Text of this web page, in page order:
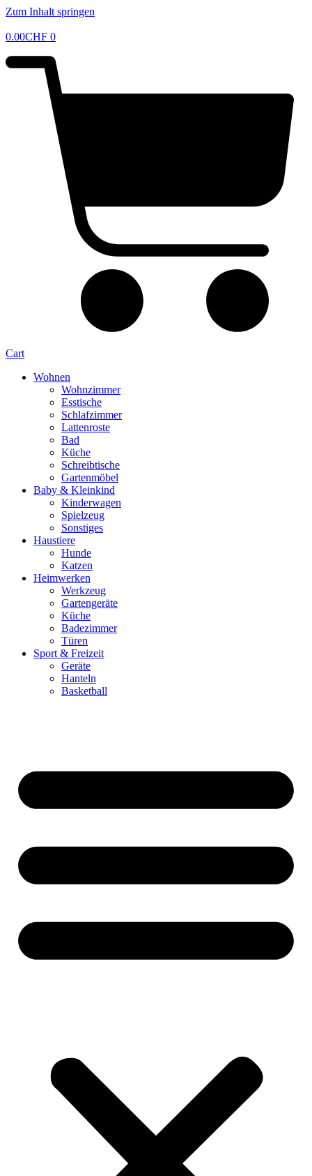
Zum Inhalt springen
0.00CHF 0
Cart
Wohnen
Wohnzimmer
Esstische
Schlafzimmer
Lattenroste
Bad
Küche
Schreibtische
Gartenmöbel
Baby & Kleinkind
Kinderwagen
Spielzeug
Sonstiges
Haustiere
Hunde
Katzen
Heimwerken
Werkzeug
Gartengeräte
Küche
Badezimmer
Türen
Sport & Freizeit
Geräte
Hanteln
Basketball